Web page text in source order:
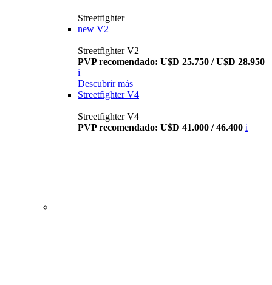
Streetfighter
new V2
Streetfighter V2
PVP recomendado: U$D 25.750 / U$D 28.950
i
Descubrir más
Streetfighter V4
Streetfighter V4
PVP recomendado: U$D 41.000 / 46.400 i